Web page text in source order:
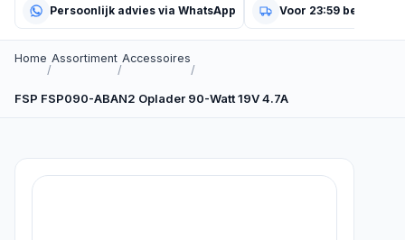
Persoonlijk advies via WhatsApp Voor 23:59 besteld,
Home
/
Assortiment
/
Accessoires
/
FSP FSP090-ABAN2 Oplader 90-Watt 19V 4.7A